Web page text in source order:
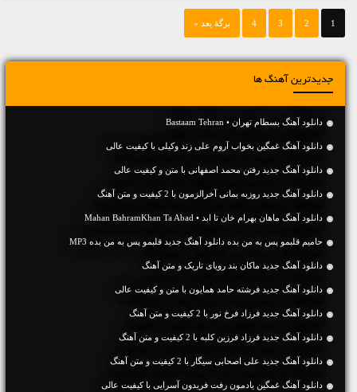
1
2
3
4 برگهٔ بعد »
جدیدترین آهنگ ها
دانلود آهنگ بسطام تهران • Bastaam Tehran
دانلود آهنگ غمگین بخواب آروم علی زند وکیلی با کیفیت عالی
دانلود آهنگ جديد رفتن محمد اصفهانی با متن و کیفیت عالی
دانلود آهنگ جديد روزبه بمانی آخرالزمون با 2 کیفیت و متن آهنگ
دانلود آهنگ ماهان بهرام خان تا ابد • Mahan BahramKhan Ta Abad
حامیم قلبمو پس به من بده دانلود آهنگ جدید قلبمو پس به من بده MP3
دانلود آهنگ جديد ماکان بند رویای تاریک و متن آهنگ
دانلود آهنگ جديد فرشته حامد همایون با متن و کیفیت عالی
دانلود آهنگ جديد فرزاد فرخ نور با 2 کیفیت و متن آهنگ
دانلود آهنگ جديد فرزاد فرزین کلبه با 2 کیفیت و متن آهنگ
دانلود آهنگ جديد علی اصحابی سیگار با 2 کیفیت و متن آهنگ
دانلود آهنگ غمگین یادمون رفت فریدون آسرایی با کیفیت عالی